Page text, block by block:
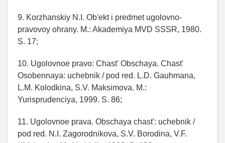
9. Korzhanskiy N.I. Ob'ekt i predmet ugolovno-
pravovoy ohrany. M.: Akademiya MVD SSSR, 1980.
S. 17;
10. Ugolovnoe pravo: Chast' Obschaya. Chast'
Osobennaya: uchebnik / pod red. L.D. Gauhmana,
L.M. Kolodkina, S.V. Maksimova. M.:
Yurisprudenciya, 1999. S. 86;
11. Ugolovnoe prava. Obschaya chast': uchebnik /
pod red. N.I. Zagorodnikova, S.V. Borodina, V.F.